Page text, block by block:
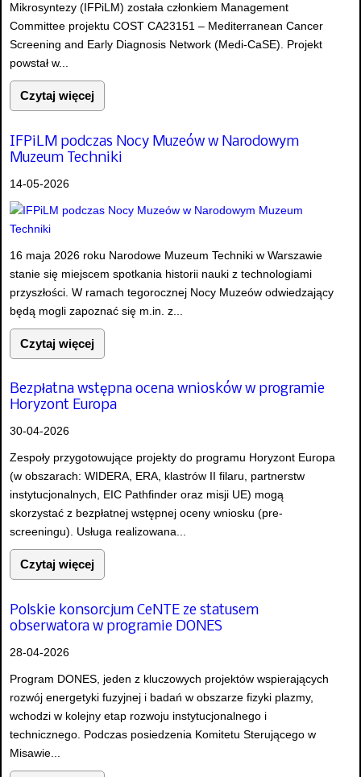
Mikrosyntezy (IFPiLM) została członkiem Management
Committee projektu COST CA23151 – Mediterranean Cancer
Screening and Early Diagnosis Network (Medi-CaSE). Projekt
powstał w...
Czytaj więcej
IFPiLM podczas Nocy Muzeów w Narodowym
Muzeum Techniki
14-05-2026
16 maja 2026 roku Narodowe Muzeum Techniki w Warszawie
stanie się miejscem spotkania historii nauki z technologiami
przyszłości. W ramach tegorocznej Nocy Muzeów odwiedzający
będą mogli zapoznać się m.in. z...
Czytaj więcej
Bezpłatna wstępna ocena wniosków w programie
Horyzont Europa
30-04-2026
Zespoły przygotowujące projekty do programu Horyzont Europa
(w obszarach: WIDERA, ERA, klastrów II filaru, partnerstw
instytucjonalnych, EIC Pathfinder oraz misji UE) mogą
skorzystać z bezpłatnej wstępnej oceny wniosku (pre-
screeningu). Usługa realizowana...
Czytaj więcej
Polskie konsorcjum CeNTE ze statusem
obserwatora w programie DONES
28-04-2026
Program DONES, jeden z kluczowych projektów wspierających
rozwój energetyki fuzyjnej i badań w obszarze fizyki plazmy,
wchodzi w kolejny etap rozwoju instytucjonalnego i
technicznego. Podczas posiedzenia Komitetu Sterującego w
Misawie...